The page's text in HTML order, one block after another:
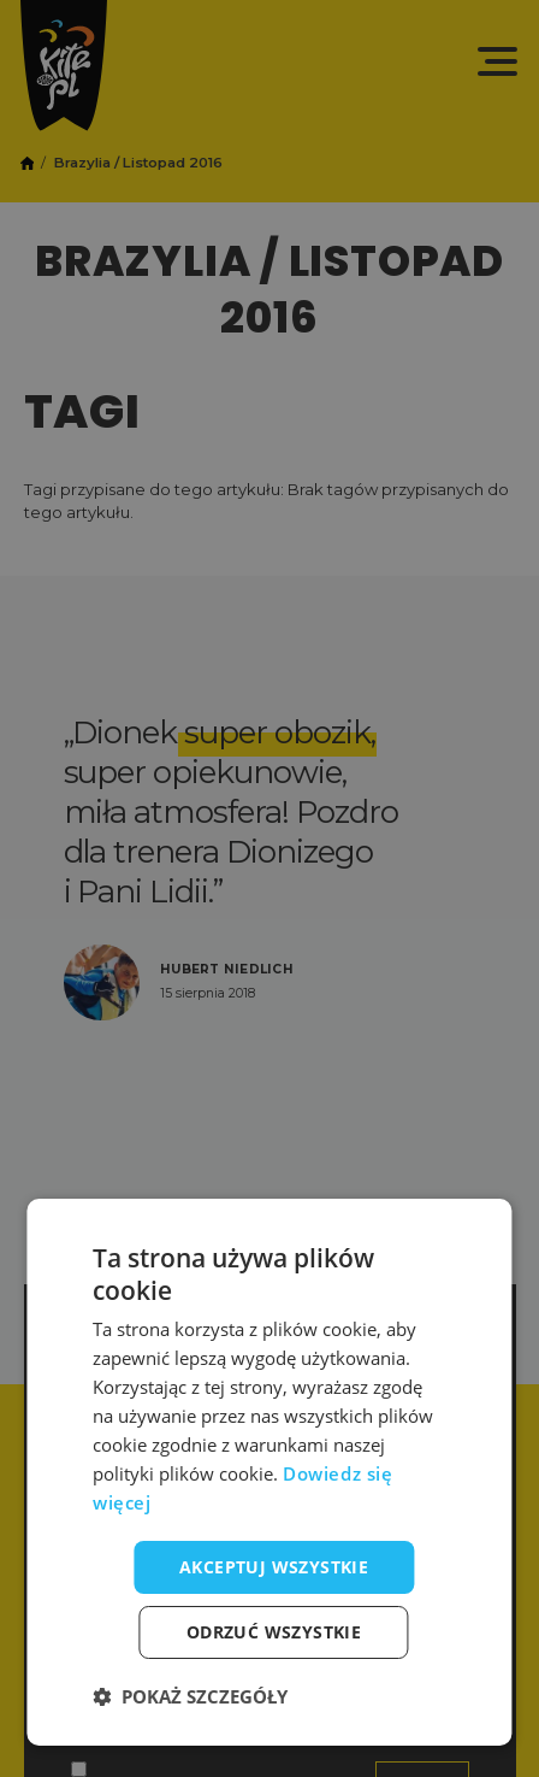
Brazylia / Listopad 2016
BRAZYLIA / LISTOPAD
2016
TAGI
Tagi przypisane do tego artykułu: Brak tagów przypisanych do
tego artykułu.
Dioneksuper obozik,
super opiekunowie,
miła atmosfera! Pozdro
dla trenera Dionizego
i Pani Lidii.
HUBERT NIEDLICH
15 sierpnia 2018
Imię Telefon
Wiadomość
Ta strona używa plików
cookie
Ta strona korzysta z plików cookie, aby
zapewnić lepszą wygodę użytkowania.
Korzystając z tej strony, wyrażasz zgodę
na używanie przez nas wszystkich plików
cookie zgodnie z warunkami naszej
polityki plików cookie. Dowiedz się
więcej
AKCEPTUJ WSZYSTKIE
ODRZUĆ WSZYSTKIE
POKAŻ SZCZEGÓŁY